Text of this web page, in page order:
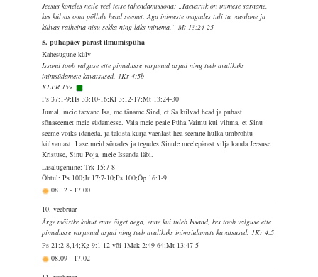
Jeesus kõneles neile veel teise tähendamissõna: „Taevariik on inimese sarnane,
kes külvas oma põllule head seemet. Aga inimeste magades tuli ta vaenlane ja
külvas raiheina nisu sekka ning läks minema.“ Mt 13:24-25
5. pühapäev pärast ilmumispüha
Kahesugune külv
Issand toob valguse ette pimedusse varjunud asjad ning teeb avalikuks
inimsüdamete kavatsused. 1Kr 4:5b
KLPR 159
Ps 37:1-9;Hs 33:10-16;Kl 3:12-17;Mt 13:24-30
Jumal, meie taevane Isa, me täname Sind, et Sa külvad head ja puhast
sõnaseemet meie südamesse. Vala meie peale Püha Vaimu kui vihma, et Sinu
seeme võiks idaneda, ja takista kurja vaenlast hea seemne hulka umbrohtu
külvamast. Lase meid sõnades ja tegudes Sinule meelepärast vilja kanda Jeesuse
Kristuse, Sinu Poja, meie Issanda läbi.
Lisalugemine: Trk 15:7-8
Õhtul: Ps 100;Jr 17:7-10;Ps 100;Õp 16:1-9
08.12- 17.00
10. veebruar
Ärge mõistke kohut enne õiget aega, enne kui tuleb Issand, kes toob valguse ette
pimedusse varjunud asjad ning teeb avalikuks inimsüdamete kavatsused. 1Kr 4:5
Ps 21:2-8,14;Kg 9:1-12 või 1Mak 2:49-64;Mt 13:47-5
08.09- 17.02